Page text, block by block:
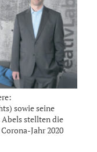
sowie seine
stellten die
Jahr 2020